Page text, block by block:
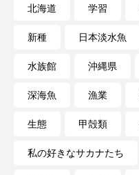
白身魚 相模川
磯遊び 神戸須磨シ
私の好きなサカナたち
絶滅種 繁殖
北海道 学習
新種 日本淡水魚
水族館 沖縄県
深海魚 漁業
生態 甲殻類
私の好きなサカナたち